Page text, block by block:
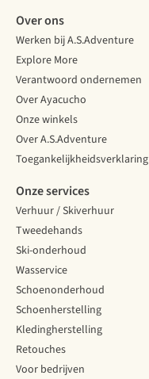
Over ons
Werken bij A.S.Adventure
Explore More
Verantwoord ondernemen
Over Ayacucho
Onze winkels
Over A.S.Adventure
Toegankelijkheidsverklaring
Onze services
Verhuur / Skiverhuur
Tweedehands
Ski-onderhoud
Wasservice
Schoenonderhoud
Schoenherstelling
Kledingherstelling
Retouches
Voor bedrijven